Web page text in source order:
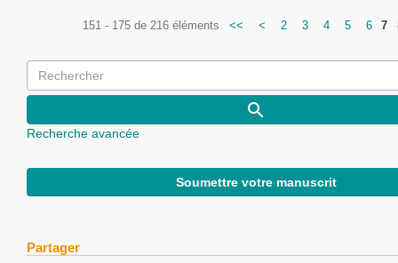
151 - 175 de 216 éléments << < 2 3 4 5 6 7
Recherche avancée
Soumettre votre manuscrit
Partager